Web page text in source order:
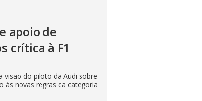
apoio de
crítica à F1
visão do piloto da Audi sobre
às novas regras da categoria